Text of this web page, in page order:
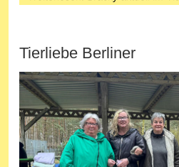
Tierliebe Berliner